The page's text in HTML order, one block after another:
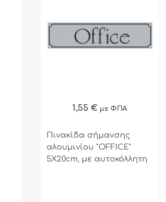
1,55 € με ΦΠΑ
Πινακίδα σήμανσης
αλουμινίου "OFFICE"
5Χ20cm, με αυτοκόλλητη